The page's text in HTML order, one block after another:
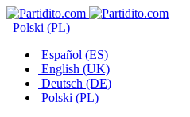
Polski (PL)
Español (ES)
English (UK)
Deutsch (DE)
Polski (PL)